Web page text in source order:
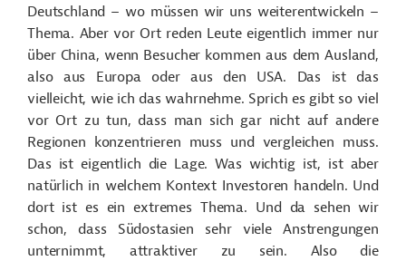
Deutschland – wo müssen wir uns weiterentwickeln –
Thema. Aber vor Ort reden Leute eigentlich immer nur
über China, wenn Besucher kommen aus dem Ausland,
also aus Europa oder aus den USA. Das ist das
vielleicht, wie ich das wahrnehme. Sprich es gibt so viel
vor Ort zu tun, dass man sich gar nicht auf andere
Regionen konzentrieren muss und vergleichen muss.
Das ist eigentlich die Lage. Was wichtig ist, ist aber
natürlich in welchem Kontext Investoren handeln. Und
dort ist es ein extremes Thema. Und da sehen wir
schon, dass Südostasien sehr viele Anstrengungen
unternimmt, attraktiver zu sein. Also die